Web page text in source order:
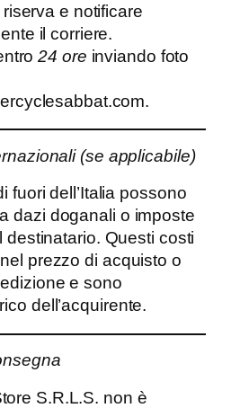
e notificare
il corriere.
24 ore inviando foto
(se applicabile)
fuori dell’Italia possono
dazi doganali o imposte
destinatario. Questi costi
prezzo di acquisto o
e sono
dell’acquirente.
S.R.L.S. non è